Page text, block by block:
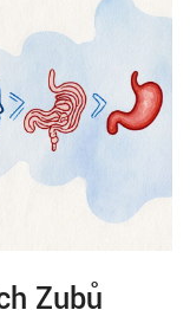
Zubů